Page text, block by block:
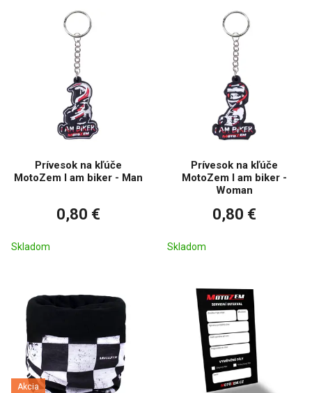
Prívesok na kľúče
MotoZem I am biker - Man
0,80 €
Skladom
Prívesok na kľúče
MotoZem I am biker -
Woman
0,80 €
Skladom
Akcia